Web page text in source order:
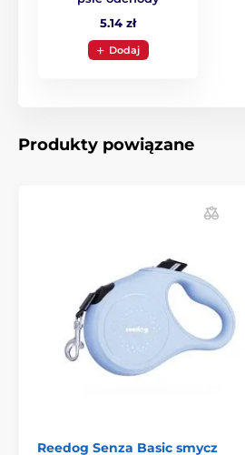
Stylowy wygląd
Wytrzymały chromowany
5.14 zł
Dodaj
Produkty powiązane
Reedog Senza Basic smycz